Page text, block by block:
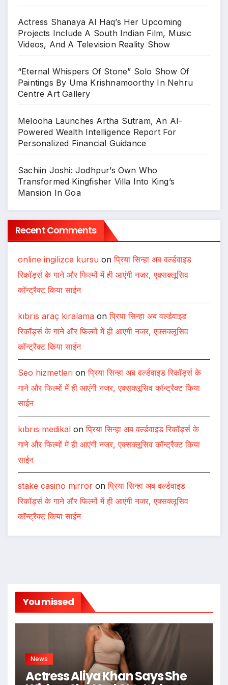
Actress Shanaya Al Haq’s Her Upcoming
Projects Include A South Indian Film, Music
Videos, And A Television Reality Show
“Eternal Whispers Of Stone” Solo Show Of
Paintings By Uma Krishnamoorthy In Nehru
Centre Art Gallery
Melooha Launches Artha Sutram, An AI-
Powered Wealth Intelligence Report For
Personalized Financial Guidance
Sachiin Joshi: Jodhpur’s Own Who
Transformed Kingfisher Villa Into King’s
Mansion In Goa
Recent Comments
online ingilizce kursu onप्रिया सिन्हा अब वर्ल्डवाइड
रिकॉर्ड्स के गाने और फिल्मों में ही आएंगी नजर, एक्सक्लूसिव
कॉन्ट्रैक्ट किया साईन
kıbrıs araç kiralama onप्रिया सिन्हा अब वर्ल्डवाइड
रिकॉर्ड्स के गाने और फिल्मों में ही आएंगी नजर, एक्सक्लूसिव
कॉन्ट्रैक्ट किया साईन
Seo hizmetleri onप्रिया सिन्हा अब वर्ल्डवाइड रिकॉर्ड्स के
गाने और फिल्मों में ही आएंगी नजर, एक्सक्लूसिव कॉन्ट्रैक्ट किया
साईन
kıbrıs medikal onप्रिया सिन्हा अब वर्ल्डवाइड रिकॉर्ड्स के
गाने और फिल्मों में ही आएंगी नजर, एक्सक्लूसिव कॉन्ट्रैक्ट किया
साईन
stake casino mirror onप्रिया सिन्हा अब वर्ल्डवाइड
रिकॉर्ड्स के गाने और फिल्मों में ही आएंगी नजर, एक्सक्लूसिव
कॉन्ट्रैक्ट किया साईन
You missed
News
Actress Aliya Khan Says She